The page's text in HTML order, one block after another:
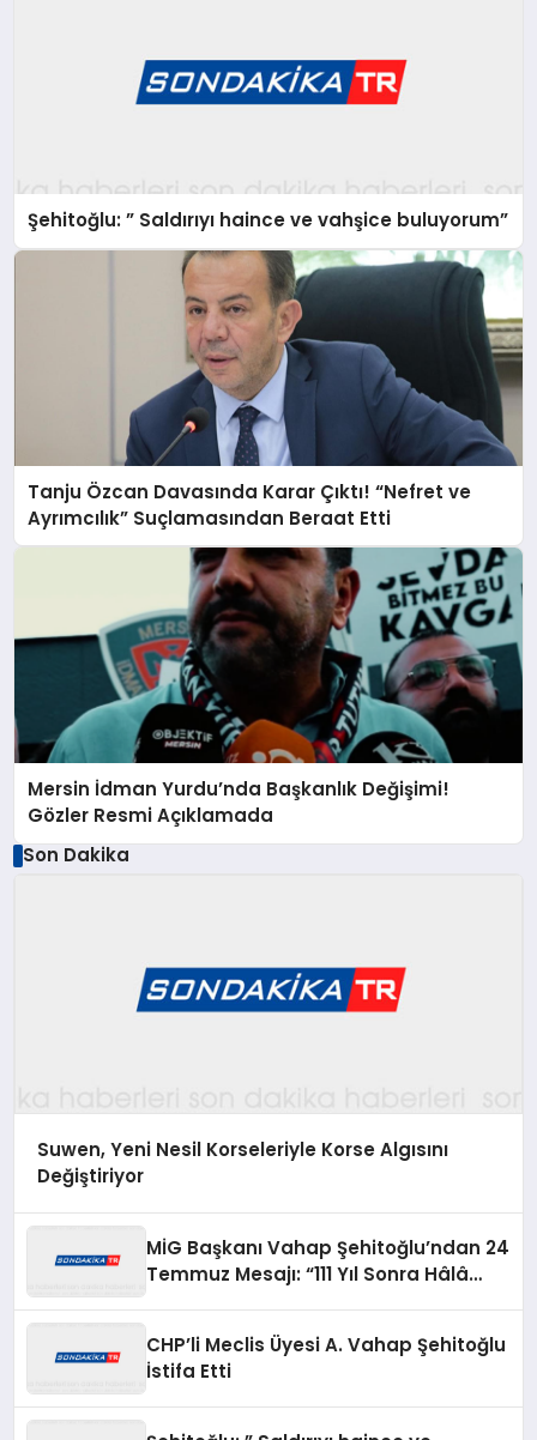
Şehitoğlu: ” Saldırıyı haince ve vahşice buluyorum”
Tanju Özcan Davasında Karar Çıktı! “Nefret ve
Ayrımcılık” Suçlamasından Beraat Etti
Mersin İdman Yurdu’nda Başkanlık Değişimi!
Gözler Resmi Açıklamada
Son Dakika
Suwen, Yeni Nesil Korseleriyle Korse Algısını
Değiştiriyor
MİG Başkanı Vahap Şehitoğlu’ndan 24
Temmuz Mesajı: “111 Yıl Sonra Hâlâ
CHP’li Meclis Üyesi A. Vahap Şehitoğlu
İstifa Etti